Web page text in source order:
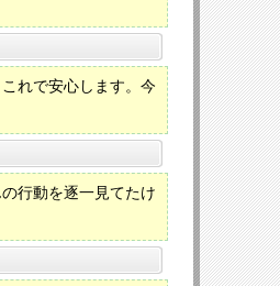
れで安心します。今
行動を逐一見てたけ